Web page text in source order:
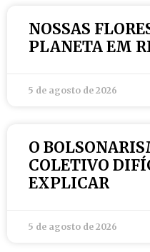
NOSSAS
PLANETA EM
5 de agosto de 2026
O
COLETIVO
EXPLICAR
5 de agosto de 2026